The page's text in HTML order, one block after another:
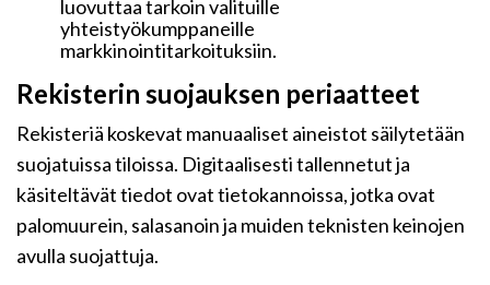
luovuttaa tarkoin valituille
yhteistyökumppaneille
markkinointitarkoituksiin.
Rekisterin suojauksen periaatteet
Rekisteriä koskevat manuaaliset aineistot säilytetään
suojatuissa tiloissa. Digitaalisesti tallennetut ja
käsiteltävät tiedot ovat tietokannoissa, jotka ovat
palomuurein, salasanoin ja muiden teknisten keinojen
avulla suojattuja.